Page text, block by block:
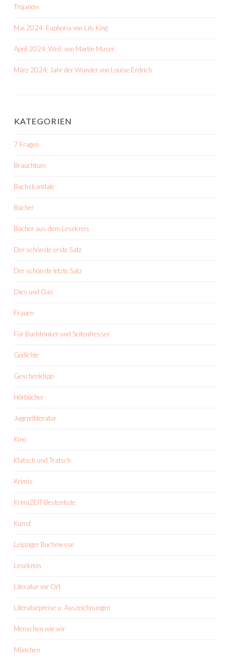
Trojanow
Mai 2024: Euphoria von Lily King
April 2024: Weil. von Martin Muser
März 2024: Jahr der Wunder von Louise Erdrich
KATEGORIEN
7 Fragen
Brauchtum
Buchskandale
Bücher
Bücher aus dem Lesekreis
Der schönste erste Satz
Der schönste letzte Satz
Dies und Das
Frauen
Für Buchtrinker und Seitenfresser
Gedichte
Geschenktipp
Hörbücher
Jugendliteratur
Kino
Klatsch und Tratsch
Krimis
KrimiZEIT-Bestenliste
Kunst
Leipziger Buchmesse
Lesekreis
Literatur vor Ort
Literaturpreise u. Auszeichnungen
Menschen wie wir
München